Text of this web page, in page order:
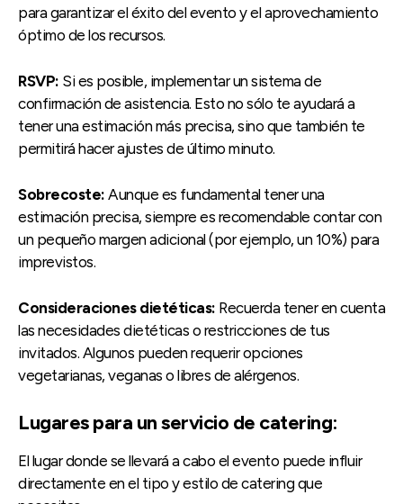
para garantizar el éxito del evento y el aprovechamiento
óptimo de los recursos.
RSVP: Si es posible, implementar un sistema de
confirmación de asistencia. Esto no sólo te ayudará a
tener una estimación más precisa, sino que también te
permitirá hacer ajustes de último minuto.
Sobrecoste: Aunque es fundamental tener una
estimación precisa, siempre es recomendable contar con
un pequeño margen adicional (por ejemplo, un 10%) para
imprevistos.
Consideraciones dietéticas: Recuerda tener en cuenta
las necesidades dietéticas o restricciones de tus
invitados. Algunos pueden requerir opciones
vegetarianas, veganas o libres de alérgenos.
Lugares para un servicio de catering:
El lugar donde se llevará a cabo el evento puede influir
directamente en el tipo y estilo de catering que